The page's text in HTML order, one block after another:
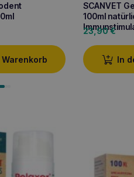
Warenkorb
SCANVET
100ml
23,90€
In